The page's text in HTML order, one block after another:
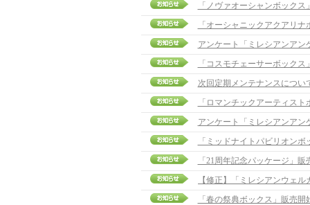
「ノヴァオーシャンボック
「オーシャニックアクアリ
アンケート「ミレシアンアン
「コスモチェーサーボック
次回定期メンテナンスについ
「ロマンチックアーティス
アンケート「ミレシアンアン
「ミッドナイトパビリオン
「21周年記念パッケージ」
「春の祭典ボックス」販売開